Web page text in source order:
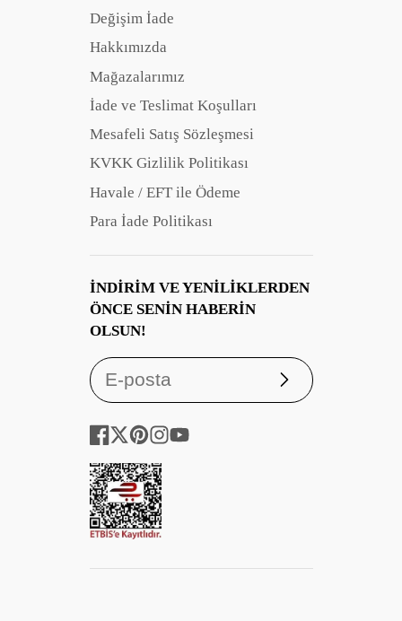
Değişim İade
Hakkımızda
Mağazalarımız
İade ve Teslimat Koşulları
Mesafeli Satış Sözleşmesi
KVKK Gizlilik Politikası
Havale / EFT ile Ödeme
Para İade Politikası
İNDIRIM VE YENILIKLERDEN
ÖNCE SENIN HABERIN
OLSUN!
Abone